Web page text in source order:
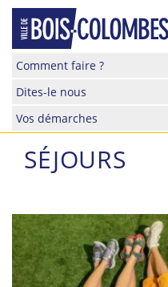
Skip
content
Site
de
la
Bois-
Comment faire ?
Dites-le nous
Vos démarches
SÉJOURS